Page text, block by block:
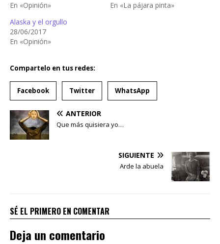
En «Opinión»
En «La pájara pinta»
Alaska y el orgullo
28/06/2017
En «Opinión»
Compartelo en tus redes:
Facebook Twitter WhatsApp
ANTERIOR
Que más quisiera yo…
SIGUIENTE
Arde la abuela
SÉ EL PRIMERO EN COMENTAR
Deja un comentario